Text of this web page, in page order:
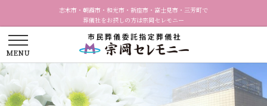
志木市・朝霞市・和光市・新座市・富士見市・三芳町で
葬儀社をお探しの方は宗岡セレモニー